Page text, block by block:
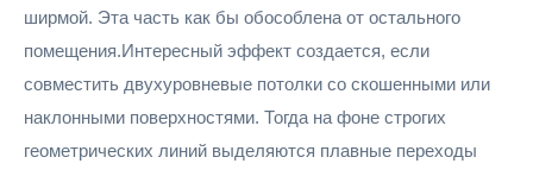
ширмой. Эта часть как бы обособлена от остального
помещения.Интересный эффект создается, если
совместить двухуровневые потолки со скошенными или
наклонными поверхностями. Тогда на фоне строгих
геометрических линий выделяются плавные переходы